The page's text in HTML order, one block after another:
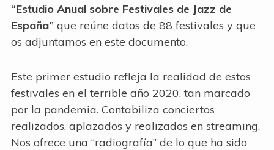
“Estudio Anual sobre Festivales de Jazz de
España” que reúne datos de 88 festivales y que
os adjuntamos en este documento.
Este primer estudio refleja la realidad de estos
festivales en el terrible año 2020, tan marcado
por la pandemia. Contabiliza conciertos
realizados, aplazados y realizados en streaming.
Nos ofrece una “radiografía” de lo que ha sido